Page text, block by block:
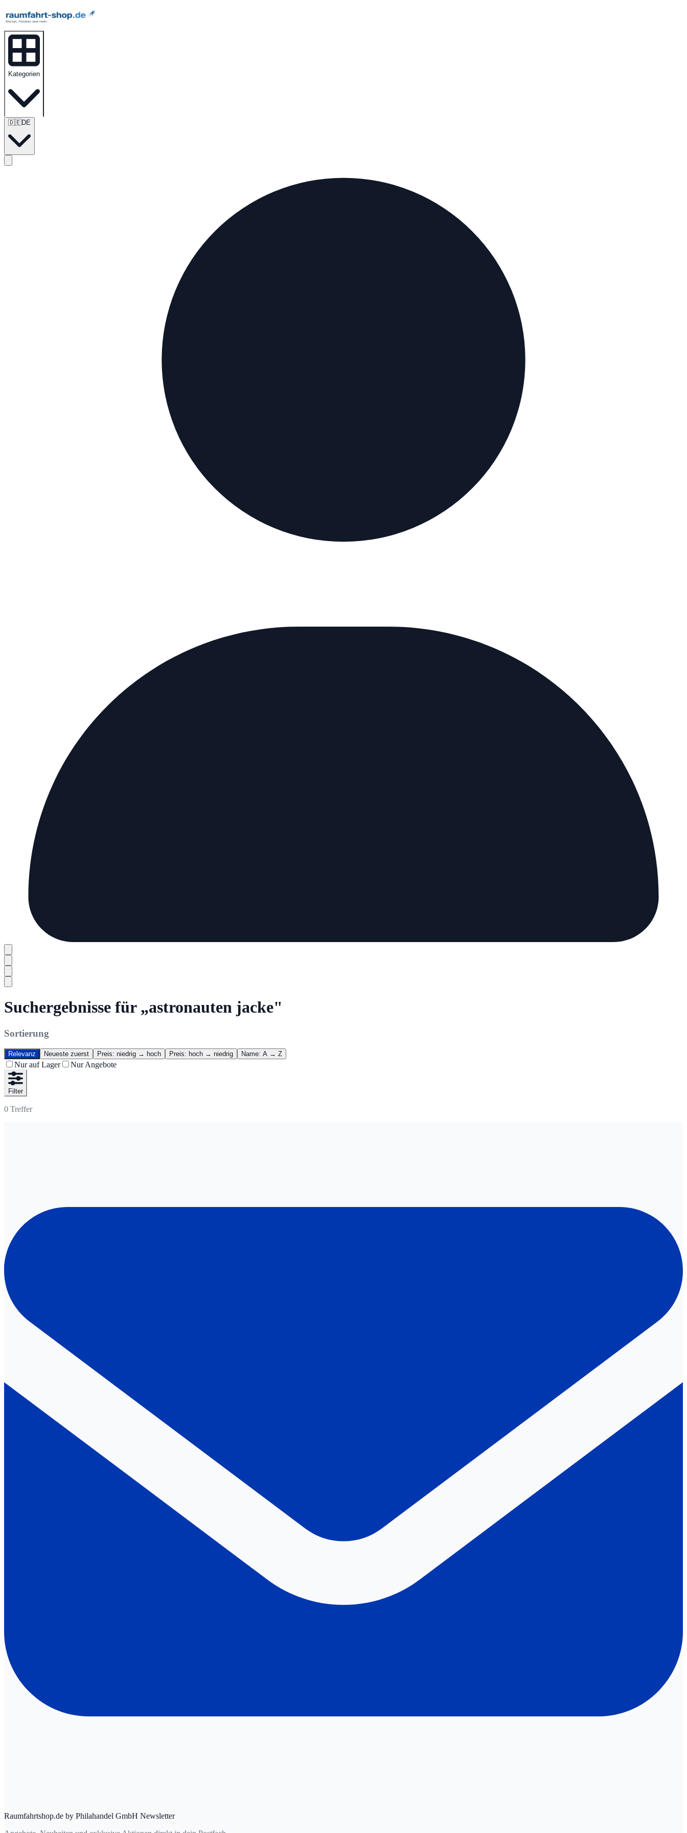
Kategorien
🇩🇪DE
Suchergebnisse für „astronauten jacke"
Sortierung
Relevanz Neueste zuerst Preis: niedrig → hoch Preis: hoch → niedrig Name: A → Z
Nur auf Lager Nur Angebote
Filter
0 Treffer
Raumfahrtshop.de by Philahandel GmbH Newsletter